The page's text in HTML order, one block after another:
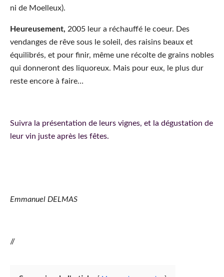
ni de Moelleux).
Heureusement, 2005 leur a réchauffé le coeur. Des
vendanges de rêve sous le soleil, des raisins beaux et
équilibrés, et pour finir, même une récolte de grains nobles
qui donneront des liquoreux. Mais pour eux, le plus dur
reste encore à faire…
Suivra la présentation de leurs vignes, et la dégustation de
leur vin juste après les fêtes.
Emmanuel DELMAS
//